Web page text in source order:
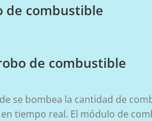
de combustible
de combustible
se bombea la cantidad de
tiempo real. El módulo de